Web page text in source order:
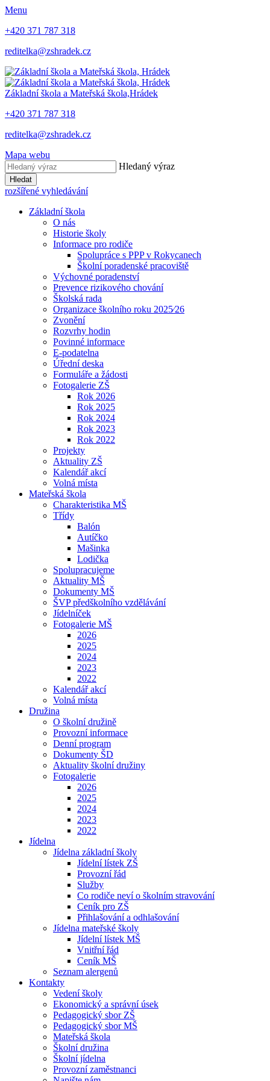
Menu
+420 371 787 318
reditelka@zshradek.cz
Základní škola a Mateřská škola,Hrádek
+420 371 787 318
reditelka@zshradek.cz
Mapa webu
Hledaný výraz
Hledat
rozšířené vyhledávání
Základní škola
O nás
Historie školy
Informace pro rodiče
Spolupráce s PPP v Rokycanech
Školní poradenské pracoviště
Výchovné poradenství
Prevence rizikového chování
Školská rada
Organizace školního roku 2025⁄26
Zvonění
Rozvrhy hodin
Povinné informace
E-podatelna
Úřední deska
Formuláře a žádosti
Fotogalerie ZŠ
Rok 2026
Rok 2025
Rok 2024
Rok 2023
Rok 2022
Projekty
Aktuality ZŠ
Kalendář akcí
Volná místa
Mateřská škola
Charakteristika MŠ
Třídy
Balón
Autíčko
Mašinka
Lodička
Spolupracujeme
Aktuality MŠ
Dokumenty MŠ
ŠVP předškolního vzdělávání
Jídelníček
Fotogalerie MŠ
2026
2025
2024
2023
2022
Kalendář akcí
Volná místa
Družina
O školní družině
Provozní informace
Denní program
Dokumenty ŠD
Aktuality školní družiny
Fotogalerie
2026
2025
2024
2023
2022
Jídelna
Jídelna základní školy
Jídelní lístek ZŠ
Provozní řád
Služby
Co rodiče neví o školním stravování
Ceník pro ZŠ
Přihlašování a odhlašování
Jídelna mateřské školy
Jídelní lístek MŠ
Vnitřní řád
Ceník MŠ
Seznam alergenů
Kontakty
Vedení školy
Ekonomický a správní úsek
Pedagogický sbor ZŠ
Pedagogický sbor MŠ
Mateřská škola
Školní družina
Školní jídelna
Provozní zaměstnanci